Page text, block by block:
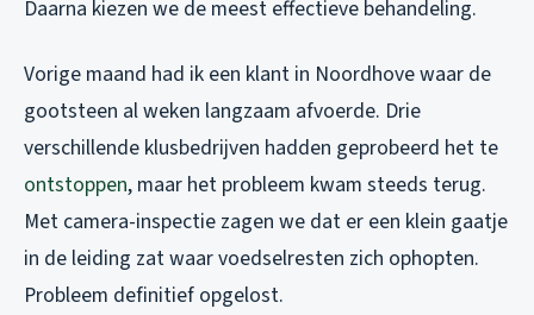
Daarna kiezen we de meest effectieve behandeling.
Vorige maand had ik een klant in Noordhove waar de
gootsteen al weken langzaam afvoerde. Drie
verschillende klusbedrijven hadden geprobeerd het te
ontstoppen, maar het probleem kwam steeds terug.
Met camera-inspectie zagen we dat er een klein gaatje
in de leiding zat waar voedselresten zich ophopten.
Probleem definitief opgelost.